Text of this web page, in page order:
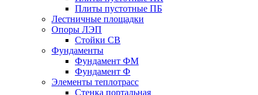
Плиты пустотные ПБ
Лестничные площадки
Опоры ЛЭП
Стойки СВ
Фундаменты
Фyндамент ФМ
Фyндамент Ф
Элементы теплотрасс
Стенка портальная